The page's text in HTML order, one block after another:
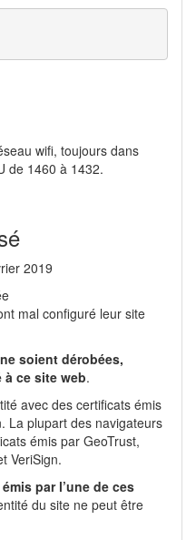
wifi, toujours dans
de 1460 à 1432.
2019
mal configuré leur site
soient dérobées,
à ce site web.
avec des certificats émis
La plupart des navigateurs
émis par GeoTrust,
VeriSign.
par l’une de ces
du site ne peut être